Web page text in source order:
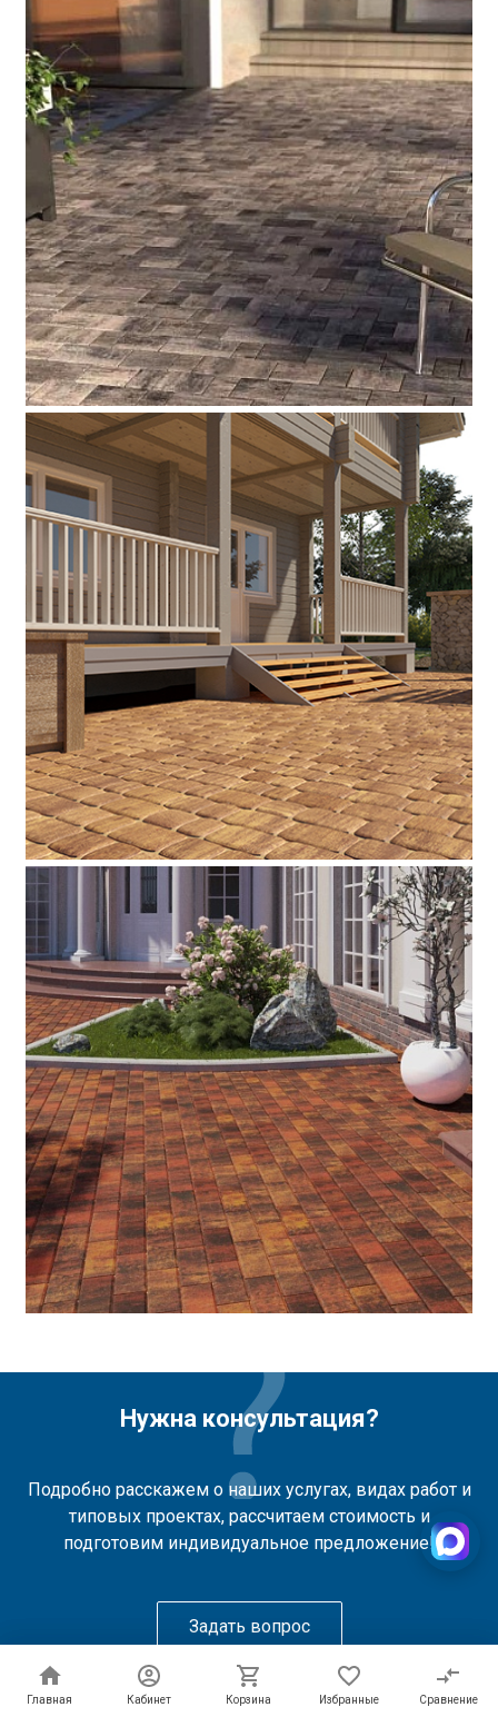
Главная Кабинет Корзина Избранные Сравнение
Главная Кабинет Корзина Избранные Сравнение
Нужна консультация?
Подробно расскажем о наших услугах, видах работ и
типовых проектах, рассчитаем стоимость и
подготовим индивидуальное предложение!
Задать вопрос